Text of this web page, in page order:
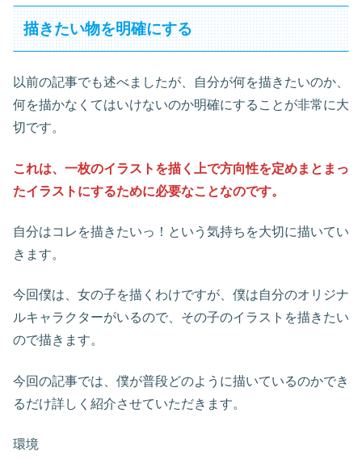
描きたい物を明確にする
以前の記事でも述べましたが、自分が何を描きたいのか、
何を描かなくてはいけないのか明確にすることが非常に大
切です。
これは、一枚のイラストを描く上で方向性を定めまとまっ
たイラストにするために必要なことなのです。
自分はコレを描きたいっ！という気持ちを大切に描いてい
きます。
今回僕は、女の子を描くわけですが、僕は自分のオリジナ
ルキャラクターがいるので、その子のイラストを描きたい
ので描きます。
今回の記事では、僕が普段どのように描いているのかでき
るだけ詳しく紹介させていただきます。
環境